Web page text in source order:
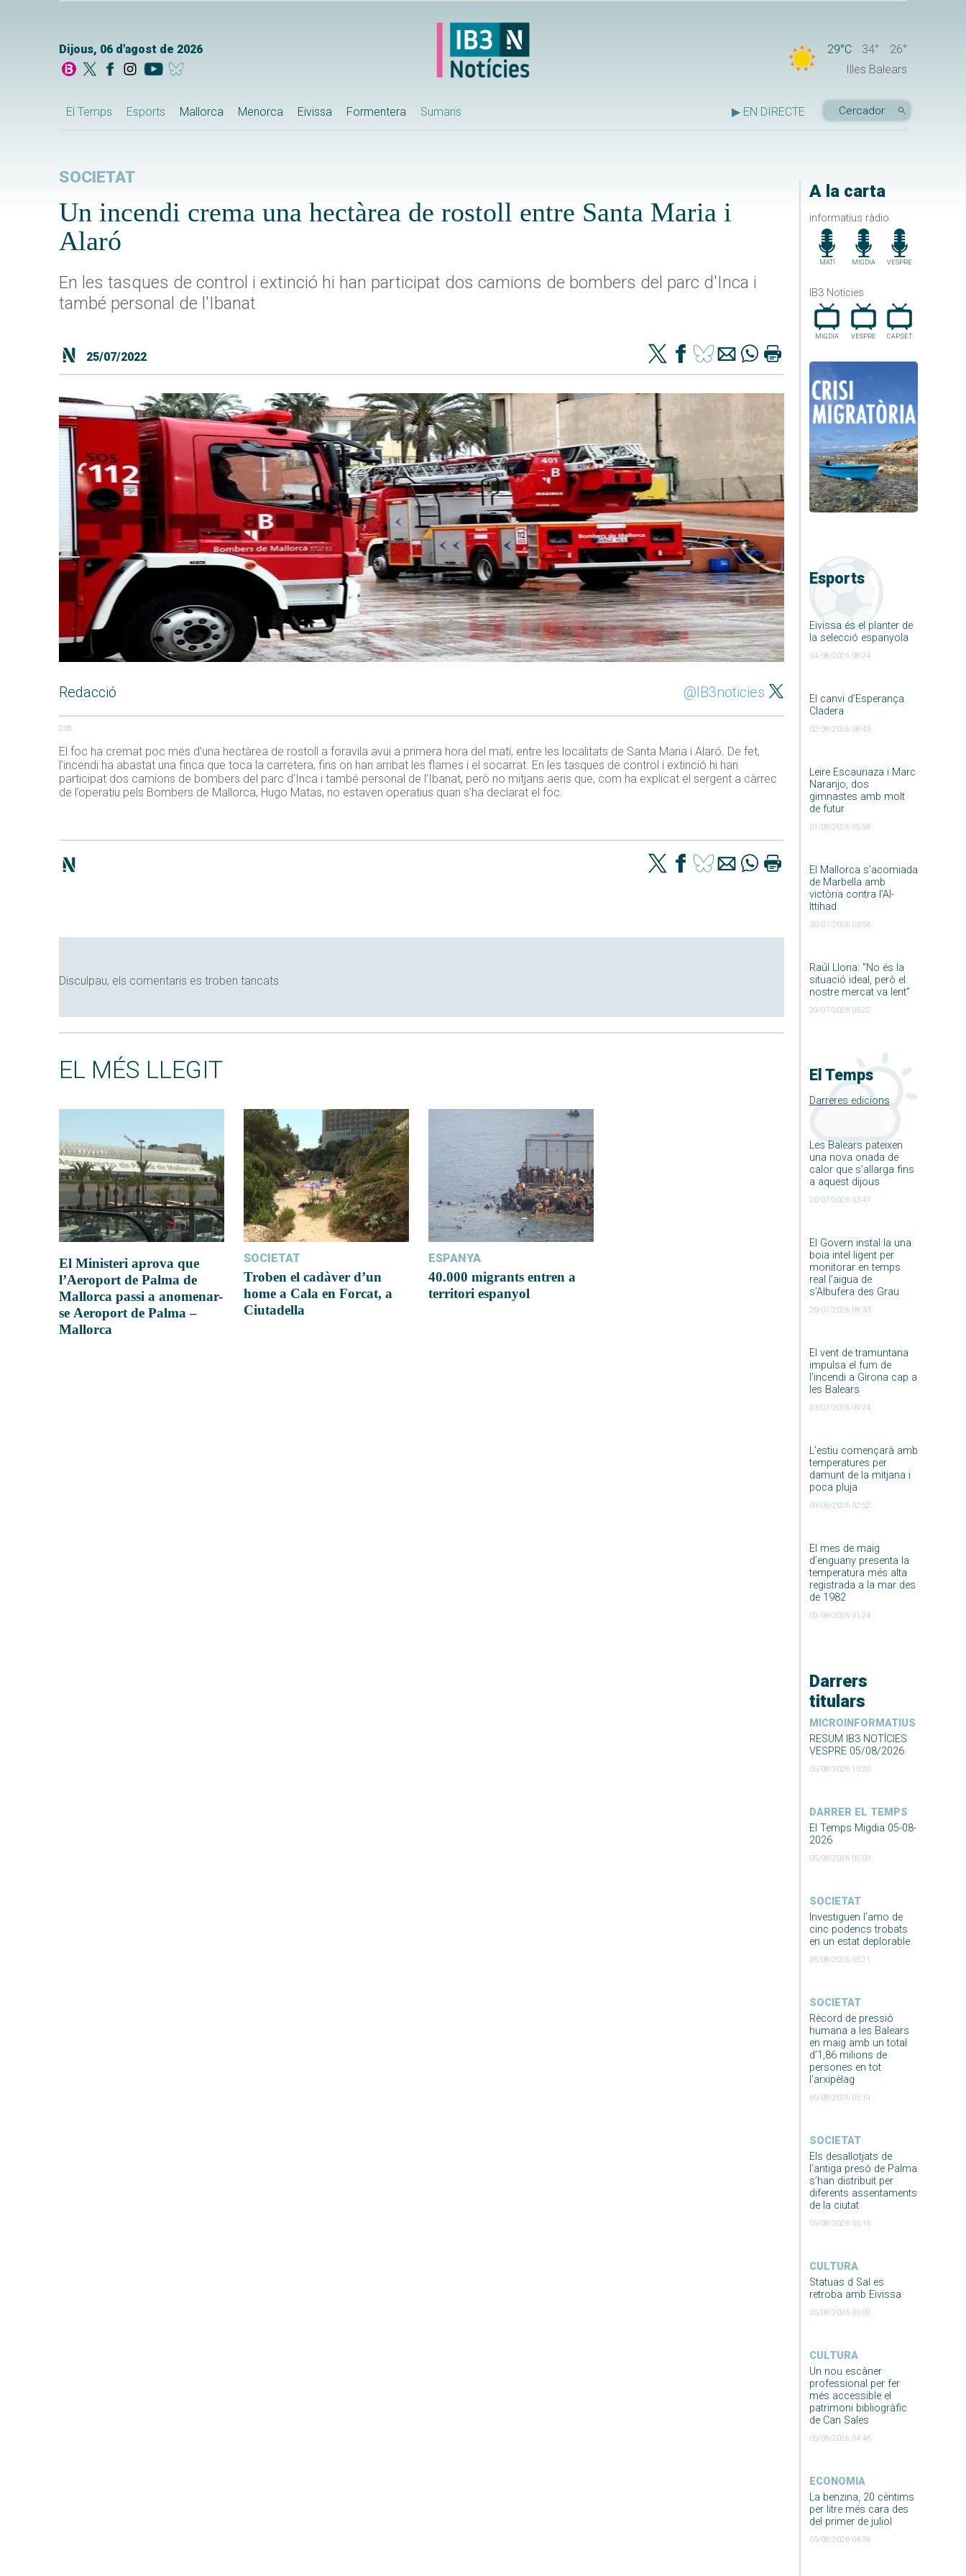
Dijous, 06 d'agost de 2026 29°C 34°
26°
Illes Balears
El Temps Esports Mallorca Menorca Eivissa Formentera Sumaris ▶ EN DIRECTE
A la carta
informatius ràdio
MATÍ MIGDIA VESPRE
IB3 Noticies
MIGDIA VESPRE CAP.SET
Esports
Eivissa és el planter de
la selecció espanyola
04/08/2026 08:24
El canvi d’Esperança
Cladera
02/08/2026 08:43
Leire Escauriaza i Marc
Naranjo, dos
gimnastes amb molt
de futur
01/08/2026 05:59
El Mallorca s’acomiada
de Marbella amb
victòria contra l’Al-
Ittihad
30/07/2026 03:56
Raúl Llona: ”No és la
situació ideal, però el
nostre mercat va lent”
29/07/2026 05:22
El Temps
Darreres edicions
Les Balears pateixen
una nova onada de
calor que s’allarga fins
a aquest dijous
20/07/2026 03:47
El Govern instal·la una
boia intel·ligent per
monitorar en temps
real l’aigua de
s’Albufera des Grau
20/07/2026 09:33
El vent de tramuntana
impulsa el fum de
l’incendi a Girona cap a
les Balears
03/07/2026 09:24
L’estiu començarà amb
temperatures per
damunt de la mitjana i
poca pluja
09/06/2026 02:52
El mes de maig
d’enguany presenta la
temperatura més alta
registrada a la mar des
de 1982
09/06/2026 01:24
Darrers
titulars
MICROINFORMATIUS
RESUM IB3 NOTÍCIES
VESPRE 05/08/2026
05/08/2026 10:20
DARRER EL TEMPS
El Temps Migdia 05-08-
2026
05/08/2026 05:00
SOCIETAT
Investiguen l’amo de
cinc podencs trobats
en un estat deplorable
05/08/2026 05:21
SOCIETAT
Rècord de pressió
humana a les Balears
en maig amb un total
d’1,86 milions de
persones en tot
l’arxipèlag
05/08/2026 05:19
SOCIETAT
Els desallotjats de
l’antiga presó de Palma
s’han distribuit per
diferents assentaments
de la ciutat
05/08/2026 05:15
CULTURA
Statuas d Sal es
retroba amb Eivissa
05/08/2026 05:00
CULTURA
Un nou escàner
professional per fer
més accessible el
patrimoni bibliogràfic
de Can Sales
05/08/2026 04:46
ECONOMIA
La benzina, 20 cèntims
per litre més cara des
del primer de juliol
05/08/2026 04:36
SOCIETAT
Un incendi crema una hectàrea de rostoll entre Santa Maria i
Alaró
En les tasques de control i extinció hi han participat dos camions de bombers del parc d'Inca i
també personal de l'Ibanat
25/07/2022
Redacció @IB3noticies
208
El foc ha cremat poc més d’una hectàrea de rostoll a foravila avui a primera hora del matí, entre les localitats de Santa Maria i Alaró. De fet,
l’incendi ha abastat una finca que toca la carretera, fins on han arribat les flames i el socarrat. En les tasques de control i extinció hi han
participat dos camions de bombers del parc d’Inca i també personal de l’Ibanat, però no mitjans aeris que, com ha explicat el sergent a càrrec
de l’operatiu pels Bombers de Mallorca, Hugo Matas, no estaven operatius quan s’ha declarat el foc.
Disculpau, els comentaris es troben tancats
EL MÉS LLEGIT
El Ministeri aprova que
l’Aeroport de Palma de
Mallorca passi a anomenar-
se Aeroport de Palma –
Mallorca
SOCIETAT
Troben el cadàver d’un
home a Cala en Forcat, a
Ciutadella
ESPANYA
40.000 migrants entren a
territori espanyol